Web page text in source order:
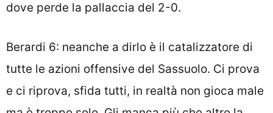
dove perde la pallaccia del 2-0.
Berardi 6: neanche a dirlo è il catalizzatore di
tutte le azioni offensive del Sassuolo. Ci prova
e ci riprova, sfida tutti, in realtà non gioca male